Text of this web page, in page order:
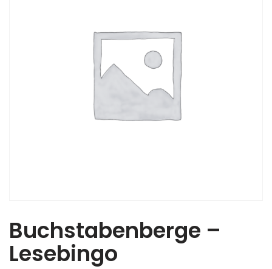
Buchstabenberge –
Lesebingo